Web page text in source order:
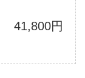
41,800円